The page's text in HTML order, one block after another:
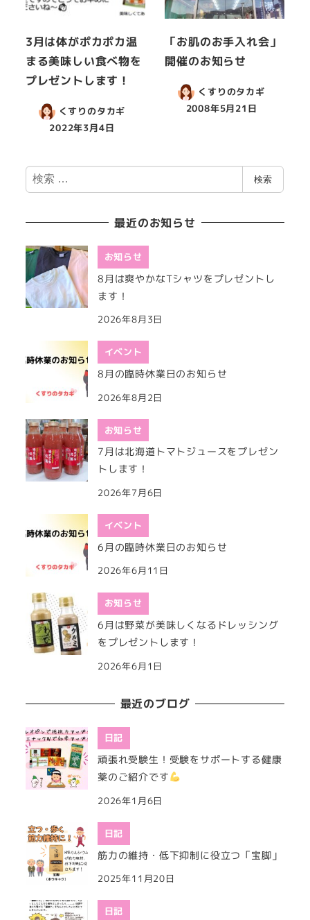
3月は体がポカポカ温
まる美味しい食べ物を
プレゼントします！
くすりのタカギ
2022年3月4日
「お肌のお手入れ会」
開催のお知らせ
くすりのタカギ
2008年5月21日
検
索
検索
最近のお知らせ
お知らせ
8月は爽やかなTシャツをプレゼントし
ます！
2026年8月3日
イベント
8月の臨時休業日のお知らせ
2026年8月2日
お知らせ
7月は北海道トマトジュースをプレゼン
トします！
2026年7月6日
イベント
6月の臨時休業日のお知らせ
2026年6月11日
お知らせ
6月は野菜が美味しくなるドレッシング
をプレゼントします！
2026年6月1日
最近のブログ
日記
頑張れ受験生！受験をサポートする健康
薬のご紹介です
2026年1月6日
日記
筋力の維持・低下抑制に役立つ「宝脚」
2025年11月20日
日記